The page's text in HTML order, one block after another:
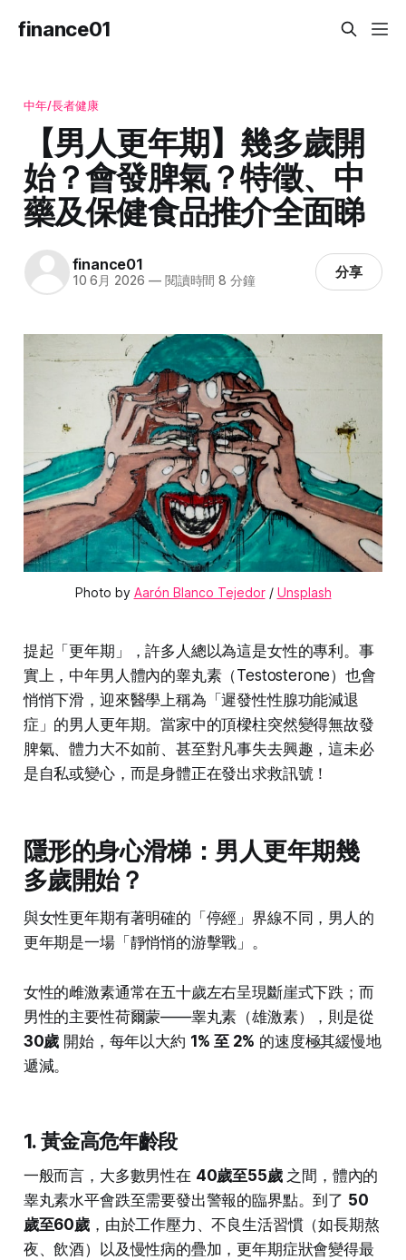
finance01
中年/長者健康
【男人更年期】幾多歲開
始？會發脾氣？特徵、中
藥及保健食品推介全面睇
finance01
10 6月 2026 —閱讀時間 8 分鐘 分享
Photo by Aarón Blanco Tejedor / Unsplash
提起「更年期」，許多人總以為這是女性的專利。事
實上，中年男人體內的睾丸素（Testosterone）也會
悄悄下滑，迎來醫學上稱為「遲發性性腺功能減退
症」的男人更年期。當家中的頂樑柱突然變得無故發
脾氣、體力大不如前、甚至對凡事失去興趣，這未必
是自私或變心，而是身體正在發出求救訊號！
隱形的身心滑梯：男人更年期幾
多歲開始？
與女性更年期有著明確的「停經」界線不同，男人的
更年期是一場「靜悄悄的游擊戰」。
女性的雌激素通常在五十歲左右呈現斷崖式下跌；而
男性的主要性荷爾蒙——睾丸素（雄激素），則是從
30歲 開始，每年以大約 1% 至 2% 的速度極其緩慢地
遞減。
1. 黃金高危年齡段
一般而言，大多數男性在 40歲至55歲之間，體內的
睾丸素水平會跌至需要發出警報的臨界點。到了 50
歲至60歲，由於工作壓力、不良生活習慣（如長期熬
夜、飲酒）以及慢性病的疊加，更年期症狀會變得最